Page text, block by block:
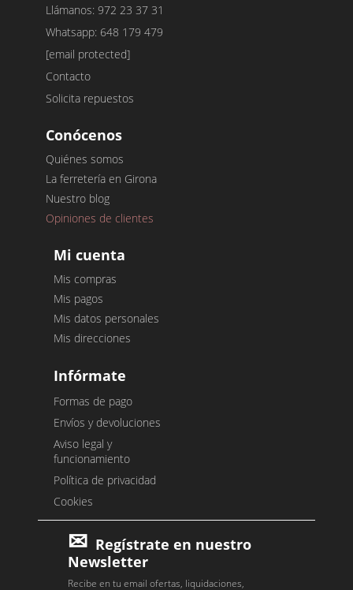
Llámanos: 972 23 37 31
Whatsapp: 648 179 479
[email protected]
Contacto
Solicita repuestos
Conócenos
Quiénes somos
La ferretería en Girona
Nuestro blog
Opiniones de clientes
Mi cuenta
Mis compras
Mis pagos
Mis datos personales
Mis direcciones
Infórmate
Formas de pago
Envíos y devoluciones
Aviso legal y
funcionamiento
Política de privacidad
Cookies
Regístrate en nuestro
Newsletter
Recibe en tu email ofertas, liquidaciones,